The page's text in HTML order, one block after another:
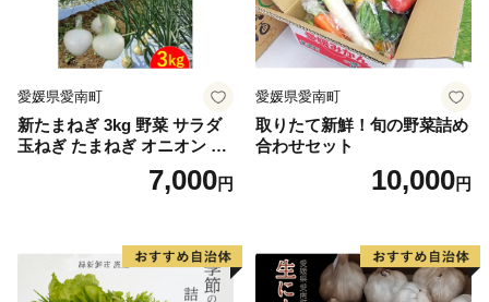
愛媛県愛南町
新たまねぎ 3kg 野菜 サラダ
玉ねぎ たまねぎ オニオン シ
ルクオニオン スープ 煮物 カ
7,000円
愛媛県愛南町
取りたて新鮮！旬の野菜詰め
合わせセット
10,000円